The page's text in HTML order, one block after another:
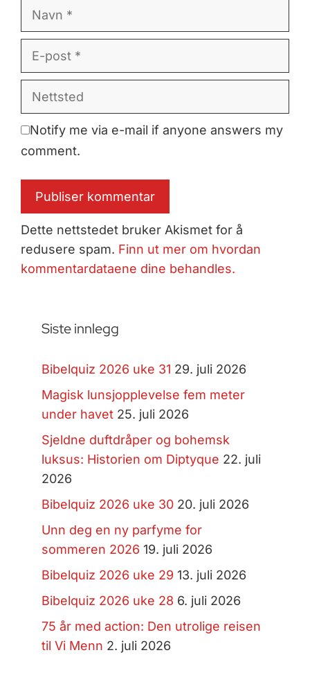
post
Notify me via e-mail if anyone answers my
comment.
Dette nettstedet bruker Akismet for å
redusere spam. Finn ut mer om hvordan
kommentardataene dine behandles.
Siste innlegg
Bibelquiz 2026 uke 31 29. juli 2026
Magisk lunsjopplevelse fem meter
under havet 25. juli 2026
Sjeldne duftdråper og bohemsk
luksus: Historien om Diptyque 22. juli
2026
Bibelquiz 2026 uke 30 20. juli 2026
Unn deg en ny parfyme for
sommeren 2026 19. juli 2026
Bibelquiz 2026 uke 29 13. juli 2026
Bibelquiz 2026 uke 28 6. juli 2026
75 år med action: Den utrolige reisen
til Vi Menn 2. juli 2026